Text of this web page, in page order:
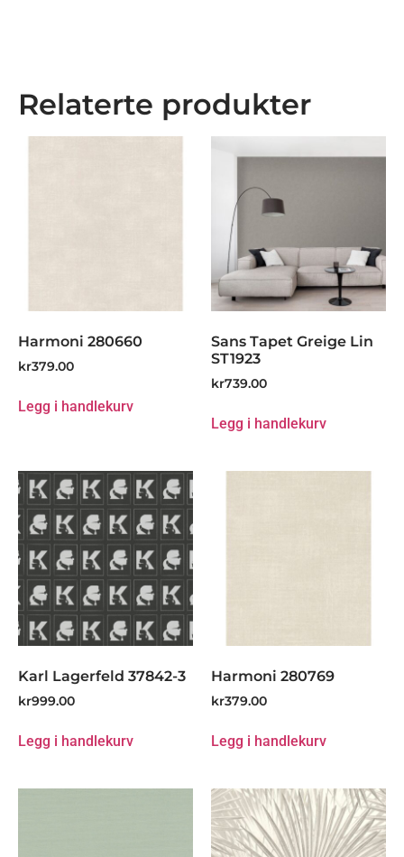
Relaterte produkter
Harmoni 280660
kr379.00
Legg i handlekurv
Sans Tapet Greige Lin
ST1923
kr739.00
Legg i handlekurv
Karl Lagerfeld 37842-3
kr999.00
Legg i handlekurv
Harmoni 280769
kr379.00
Legg i handlekurv